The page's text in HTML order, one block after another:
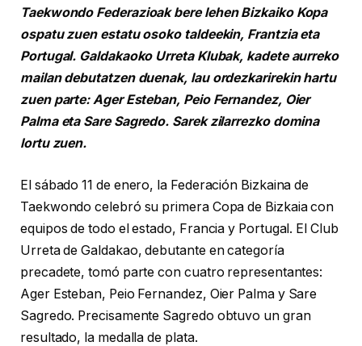
Taekwondo Federazioak bere lehen Bizkaiko Kopa
ospatu zuen estatu osoko taldeekin, Frantzia eta
Portugal. Galdakaoko Urreta Klubak, kadete aurreko
mailan debutatzen duenak, lau ordezkarirekin hartu
zuen parte: Ager Esteban, Peio Fernandez, Oier
Palma eta Sare Sagredo. Sarek zilarrezko domina
lortu zuen.
El sábado 11 de enero, la Federación Bizkaina de
Taekwondo celebró su primera Copa de Bizkaia con
equipos de todo el estado, Francia y Portugal. El Club
Urreta de Galdakao, debutante en categoría
precadete, tomó parte con cuatro representantes:
Ager Esteban, Peio Fernandez, Oier Palma y Sare
Sagredo. Precisamente Sagredo obtuvo un gran
resultado, la medalla de plata.